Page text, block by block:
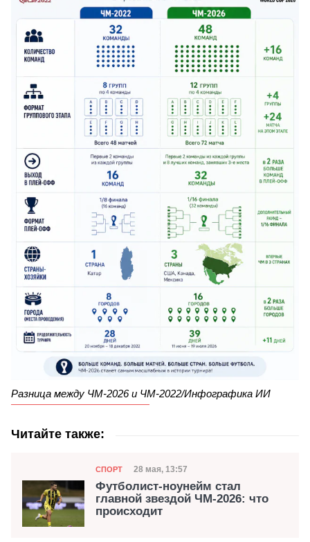
Разница между ЧМ-2026 и ЧМ-2022/Инфографика ИИ
Читайте также:
Категория
СПОРТ Дата публикации
28 мая, 13:57
Футболист-ноунейм стал
главной звездой ЧМ-2026: что
происходит